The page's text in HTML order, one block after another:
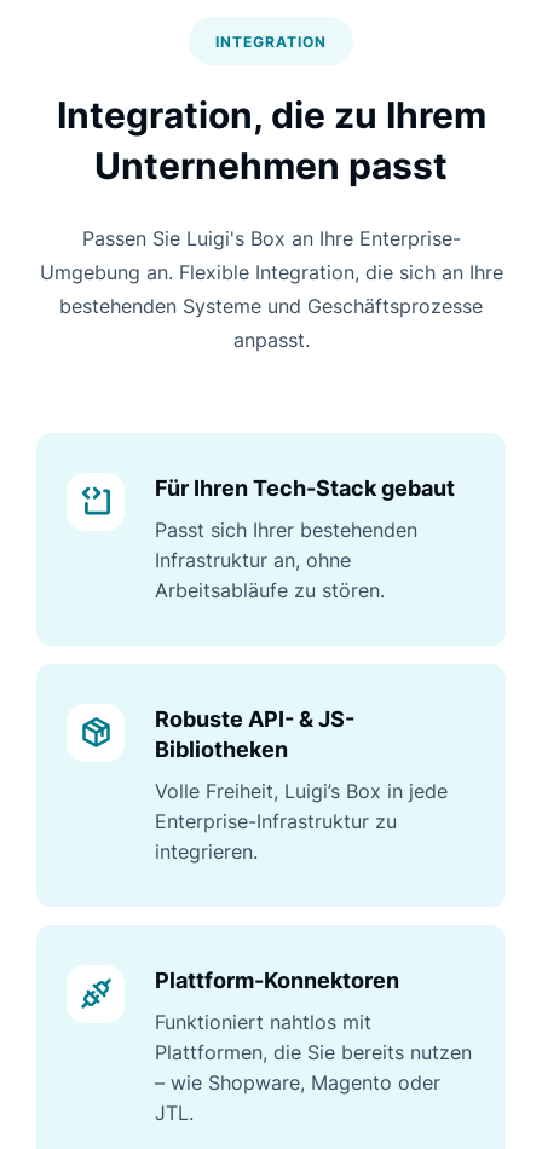
INTEGRATION
Integration, die zu Ihrem
Unternehmen passt
Passen Sie Luigi's Box an Ihre Enterprise-
Umgebung an. Flexible Integration, die sich an Ihre
bestehenden Systeme und Geschäftsprozesse
anpasst.
Für Ihren Tech-Stack gebaut
Passt sich Ihrer bestehenden
Infrastruktur an, ohne
Arbeitsabläufe zu stören.
Robuste API- & JS-
Bibliotheken
Volle Freiheit, Luigi’s Box in jede
Enterprise-Infrastruktur zu
integrieren.
Plattform-Konnektoren
Funktioniert nahtlos mit
Plattformen, die Sie bereits nutzen
– wie Shopware, Magento oder
JTL.